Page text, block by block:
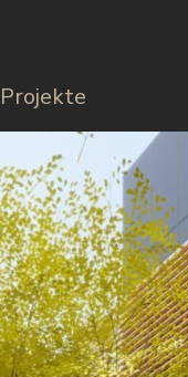
Projekte